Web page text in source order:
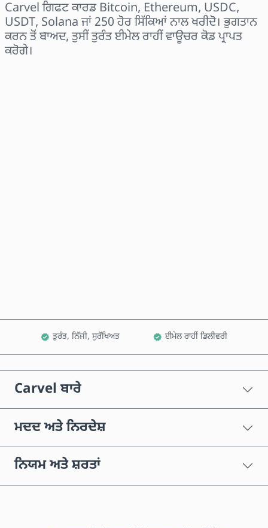
Carvel ਗਿਫਟ ਕਾਰਡ Bitcoin, Ethereum, USDC,
USDT, Solana ਜਾਂ 250 ਹੋਰ ਸਿੱਕਿਆਂ ਨਾਲ ਖਰੀਦੋ। ਭੁਗਤਾਨ
ਕਰਨ ਤੋਂ ਬਾਅਦ, ਤੁਸੀਂ ਤੁਰੰਤ ਈਮੇਲ ਰਾਹੀਂ ਵਾਊਚਰ ਕੋਡ ਪ੍ਰਾਪਤ
ਕਰੋਗੇ।
ਤੁਰੰਤ, ਨਿੱਜੀ, ਸੁਰੱਖਿਅਤ ਈਮੇਲ ਰਾਹੀਂ ਡਿਲੀਵਰੀ
Carvel ਬਾਰੇ
ਮਦਦ ਅਤੇ ਨਿਰਦੇਸ਼
ਨਿਯਮ ਅਤੇ ਸ਼ਰਤਾਂ